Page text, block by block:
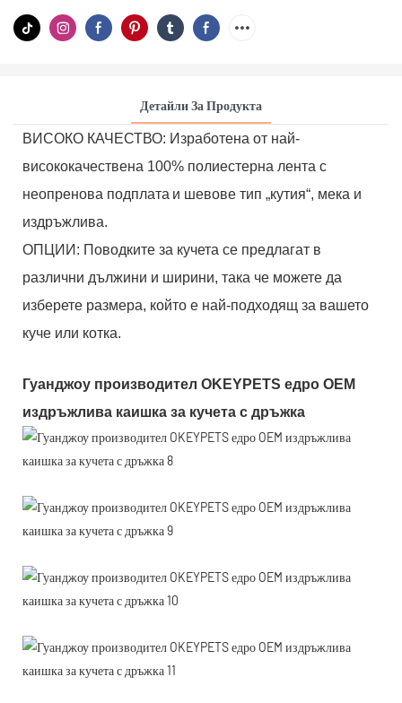
Детайли За Продукта
ВИСОКО КАЧЕСТВО: Изработена от най-
висококачествена 100% полиестерна лента с
неопренова подплата и шевове тип „кутия“, мека и
издръжлива.
ОПЦИИ: Поводките за кучета се предлагат в
различни дължини и ширини, така че можете да
изберете размера, който е най-подходящ за вашето
куче или котка.
Гуанджоу производител OKEYPETS едро OEM
издръжлива каишка за кучета с дръжка